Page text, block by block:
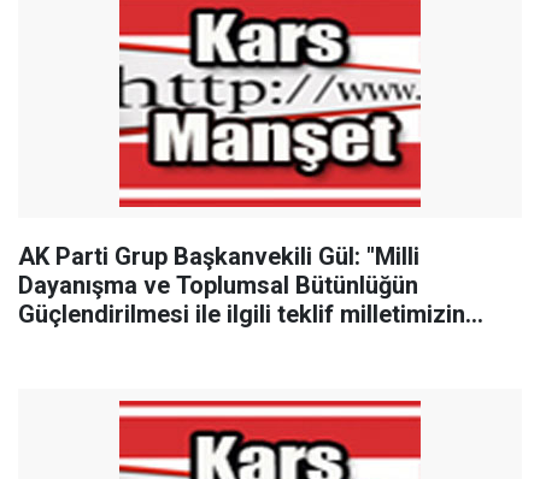
AK Parti Grup Başkanvekili Gül: "Milli
Dayanışma ve Toplumsal Bütünlüğün
Güçlendirilmesi ile ilgili teklif milletimizin